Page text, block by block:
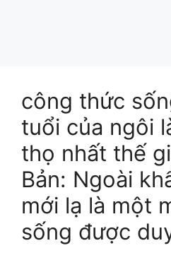
công thức
tuổi của ngôi
thọ nhất thế
Bản: Ngoài
mới lạ là một
sống được